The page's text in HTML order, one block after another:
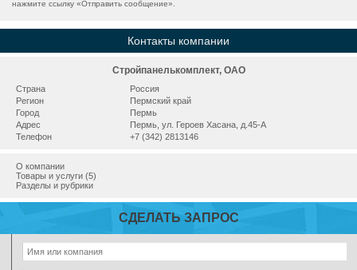
нажмите ссылку «Отправить сообщение».
Контакты компании
Стройпанелькомплект, ОАО
Страна
Россия
Регион
Пермский край
Город
Пермь
Адрес
Пермь, ул. Героев Хасана, д.45-А
Телефон
+7 (342) 2813146
О компании
Товары и услуги (5)
Разделы и рубрики
СДЕЛАТЬ ЗАПРОС